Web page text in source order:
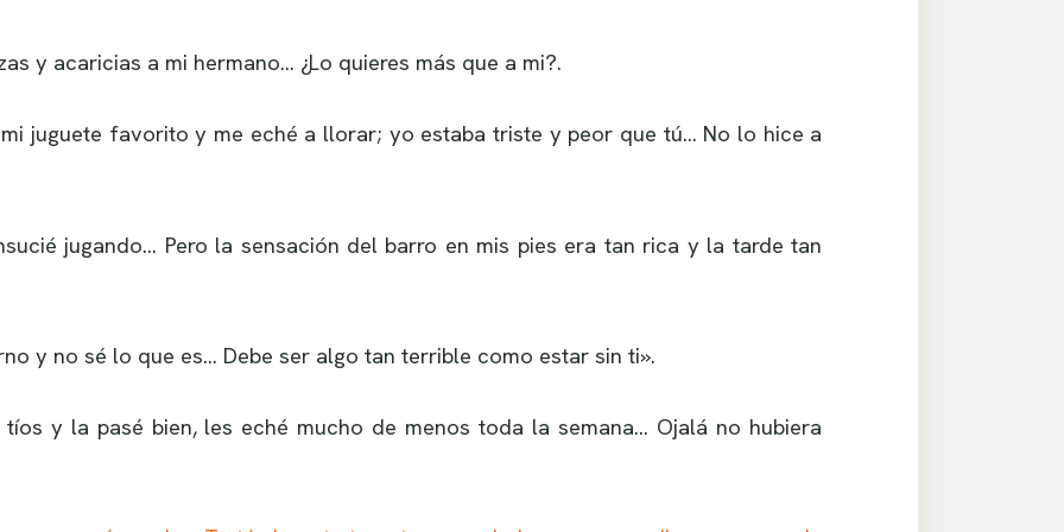
y acaricias a mi hermano… ¿Lo quieres más que a mi?.
juguete favorito y me eché a llorar; yo estaba triste y peor que tú… No lo hice a
jugando… Pero la sensación del barro en mis pies era tan rica y la tarde tan
y no sé lo que es… Debe ser algo tan terrible como estar sin ti».
y la pasé bien, les eché mucho de menos toda la semana… Ojalá no hubiera